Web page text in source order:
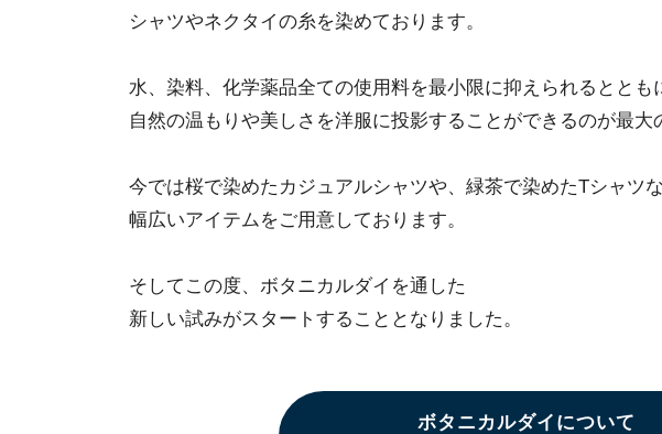
シャツやネクタイの糸を染めております。
水、染料、化学薬品全ての使用料を最小限に抑えられるととも
自然の温もりや美しさを洋服に投影することができるのが最大
今では桜で染めたカジュアルシャツや、緑茶で染めたTシャツ
幅広いアイテムをご用意しております。
そしてこの度、ボタニカルダイを通した
新しい試みがスタートすることとなりました。
ボタニカルダイについて